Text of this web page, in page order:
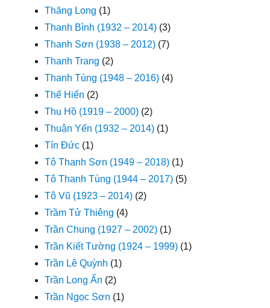
Thăng Long (1)
Thanh Bình (1932 – 2014) (3)
Thanh Sơn (1938 – 2012) (7)
Thanh Trang (2)
Thanh Tùng (1948 – 2016) (4)
Thế Hiển (2)
Thu Hồ (1919 – 2000) (2)
Thuận Yến (1932 – 2014) (1)
Tín Đức (1)
Tô Thanh Sơn (1949 – 2018) (1)
Tô Thanh Tùng (1944 – 2017) (5)
Tô Vũ (1923 – 2014) (2)
Trầm Tử Thiêng (4)
Trần Chung (1927 – 2002) (1)
Trần Kiết Tường (1924 – 1999) (1)
Trần Lê Quỳnh (1)
Trần Long Ẩn (2)
Trần Ngọc Sơn (1)